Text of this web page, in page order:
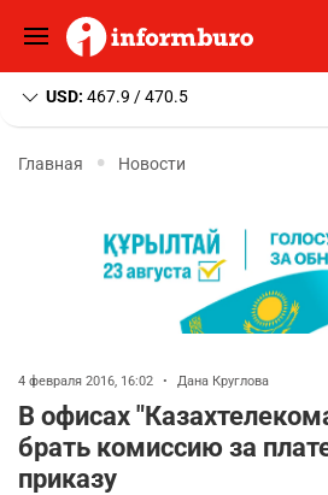
USD: 467.9 / 470.5
Главная Новости
4 февраля 2016, 16:02 • Дана Круглова
В офисах
брать комиссию за
приказу